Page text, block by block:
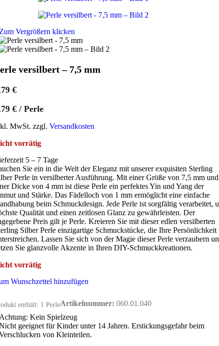
Vergrößern klicken
versilbert – 7,5 mm
€
€ / Perle
MwSt. zzgl. Versandkosten
vorrätig
5 – 7 Tage
Sie ein in die Welt der Eleganz mit unserer exquisiten Sterling
Perle in versilberter Ausführung. Mit einer Größe von 7,5 mm und
Dicke von 4 mm ist diese Perle ein perfektes Yin und Yang der
und Stärke. Das Fädelloch von 1 mm ermöglicht eine einfache
beim Schmuckdesign. Jede Perle ist sorgfältig verarbeitet,
Qualität und einen zeitlosen Glanz zu gewährleisten. Der
Preis gilt je Perle. Kreieren Sie mit dieser edlen versilberten
Silber Perle einzigartige Schmuckstücke, die Ihre Persönlichkeit
Lassen Sie sich von der Magie dieser Perle verzaubern
Sie glanzvolle Akzente in Ihren DIY-Schmuckkreationen.
vorrätig
Wunschzettel hinzufügen
enthält: 1 PerleArtikelnummer: 060.01.040
Kein Spielzeug
geeignet für Kinder unter 14 Jahren. Erstickungsgefahr beim
von Kleinteilen.